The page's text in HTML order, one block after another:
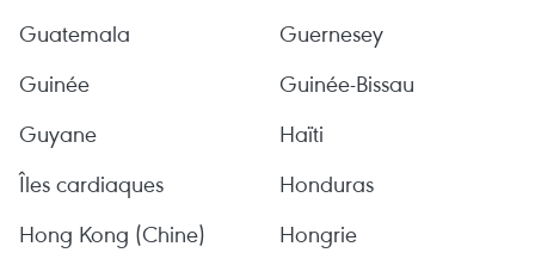
Guatemala
Guernesey
Guinée
Guinée-Bissau
Guyane
Haïti
Îles cardiaques
Honduras
Hong Kong (Chine)
Hongrie